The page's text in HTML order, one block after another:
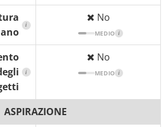
i
No
MEDIO i
i
No
MEDIO i
ASPIRAZIONE